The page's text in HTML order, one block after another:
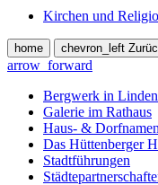
Kirchen und
home chevron_left
arrow_forward
Bergwerk in Linden
Galerie im Rathaus
Haus- & Dorfnamen
Das Hüttenberger
Stadtführungen